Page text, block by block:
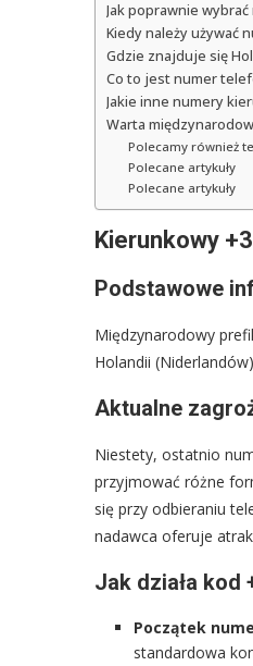
Jak poprawnie
Kiedy należy używać
Gdzie znajduje się
Co to jest numer
Jakie inne numery
Warta
Polecamy również
Polecane artykuły
Polecane artykuły
Kierunkowy
Podstawowe
Międzynarodowy
Holandii
Aktualne
Niestety, ostatnio
przyjmować różne
się przy odbieraniu
nadawca oferuje
Jak działa kod
Początek
standardowa